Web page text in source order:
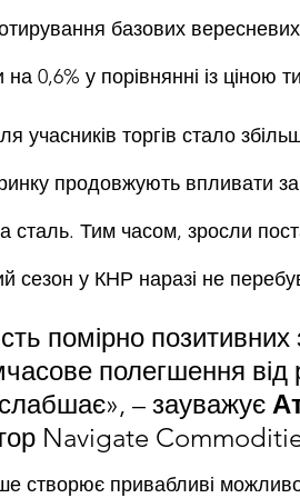
базових
0,6% у порівнянні із ціною
учасників торгів стало
продовжують впливати
сталь. Тим часом, зросли
сезон у КНР наразі не
помірно позитивних
полегшення від
– зауважує
Navigate
створює привабливі